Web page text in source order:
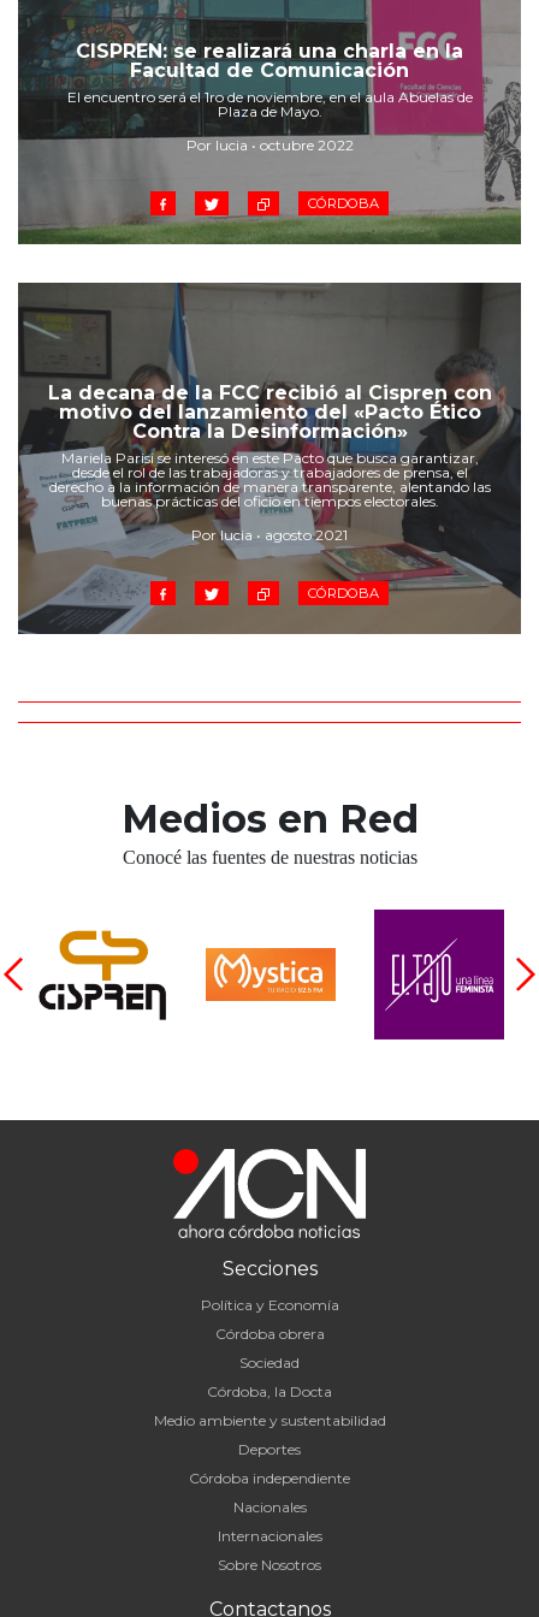
Corredor de Ansenuza
La Carlota y zona
Laboulaye y sur
Bell Ville
Despeñaderos
CISPREN: se realizará una charla en la
Facultad de Comunicación
El encuentro será el 1ro de noviembre, en el aula Abuelas de
Plaza de Mayo.
Por lucia • octubre 2022
CÓRDOBA
La decana de la FCC recibió al Cispren con
motivo del lanzamiento del «Pacto Ético
Contra la Desinformación»
Mariela Parisi se interesó en este Pacto que busca garantizar,
desde el rol de las trabajadoras y trabajadores de prensa, el
derecho a la información de manera transparente, alentando las
buenas prácticas del oficio en tiempos electorales.
Por lucia • agosto 2021
CÓRDOBA
Medios en Red
Conocé las fuentes de nuestras noticias
Secciones
Política y Economía
Córdoba obrera
Sociedad
Córdoba, la Docta
Medio ambiente y sustentabilidad
Deportes
Córdoba independiente
Nacionales
Internacionales
Sobre Nosotros
Contactanos